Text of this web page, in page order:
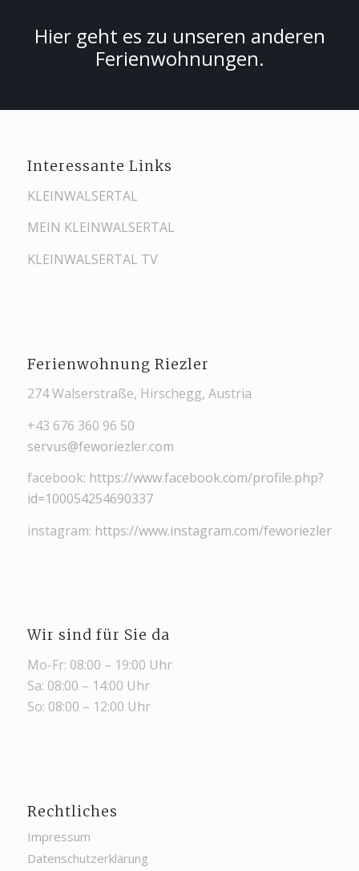
Hier geht es zu unseren anderen
Ferienwohnungen.
Interessante Links
KLEINWALSERTAL
MEIN KLEINWALSERTAL
KLEINWALSERTAL TV
Ferienwohnung Riezler
274 Walserstraße, Hirschegg, Austria
+43 676 360 96 50
servus@feworiezler.com
facebook: https://www.facebook.com/profile.php?
id=100054254690337
instagram: https://www.instagram.com/feworiezler/
Wir sind für Sie da
Mo-Fr: 08:00 – 19:00 Uhr
Sa: 08:00 – 14:00 Uhr
So: 08:00 – 12:00 Uhr
Rechtliches
Impressum
Datenschutzerklärung